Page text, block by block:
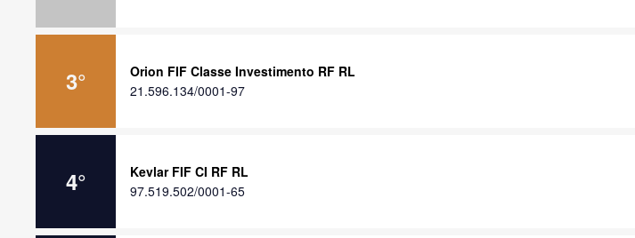
3°
Orion FIF Classe Investimento RF RL
21.596.134/0001-97
4°
Kevlar FIF CI RF RL
97.519.502/0001-65